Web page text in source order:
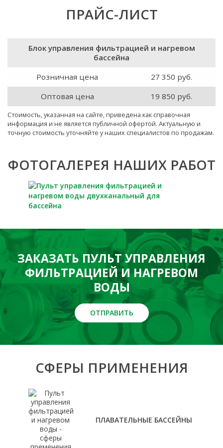
ПРАЙС-ЛИСТ
Блок управления фильтрацией и нагревом
бассейна
Розничная цена
27 350 руб.
Оптовая цена
19 850 руб.
Стоимость, указанная на сайте, приведена как справочная
информация и не является публичной офертой. Актуальную и
точную стоимость уточняйте у наших специалистов по продажам.
ФОТОГАЛЕРЕЯ НАШИХ РАБОТ
ЗАКАЗАТЬ ПУЛЬТ УПРАВЛЕНИЯ
ФИЛЬТРАЦИЕЙ И НАГРЕВОМ
ВОДЫ
ОТПРАВИТЬ
СФЕРЫ ПРИМЕНЕНИЯ
ПЛАВАТЕЛЬНЫЕ БАССЕЙНЫ